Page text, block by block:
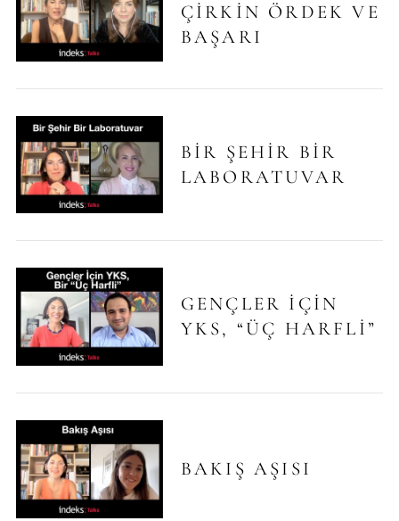
ÇIRKIN ÖRDEK VE
BAŞARI
BIR ŞEHIR BIR
LABORATUVAR
GENÇLER İÇIN
YKS, “ÜÇ HARFLI”
BAKIŞ AŞISI